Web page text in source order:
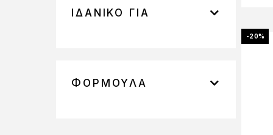
ΙΔΑΝΙΚΌ ΓΙΑ
ΦΌΡΜΟΥΛΑ
-20%